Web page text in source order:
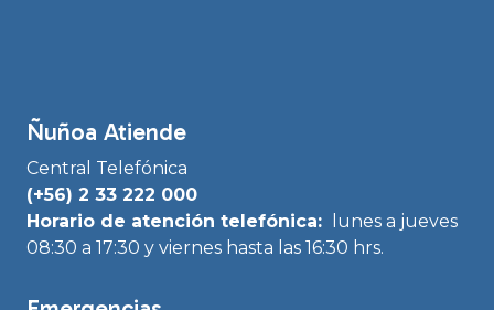
Ñuñoa Atiende
Central Telefónica
(+56) 2 33 222 000
Horario de atención telefónica:
lunes a jueves
08:30 a 17:30 y viernes hasta las 16:30 hrs.